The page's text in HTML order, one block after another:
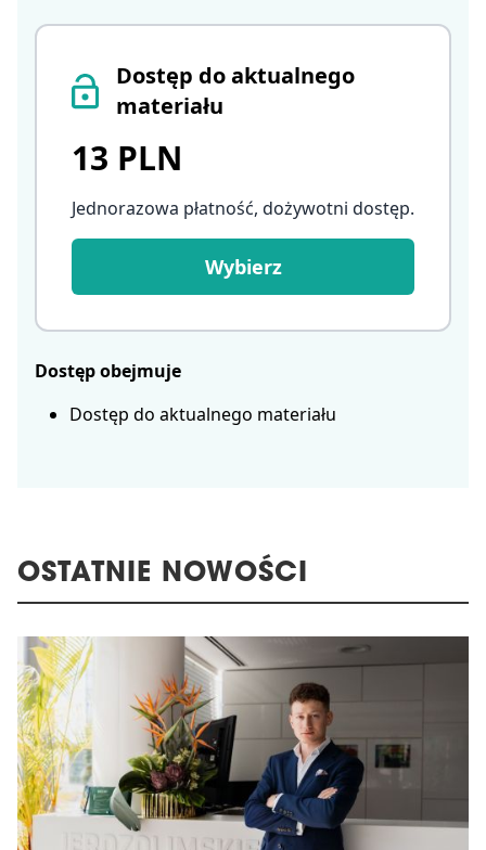
Dostęp do aktualnego
materiału
13 PLN
Jednorazowa płatność, dożywotni dostęp.
Wybierz
Dostęp obejmuje
Dostęp do aktualnego materiału
OSTATNIE NOWOŚCI